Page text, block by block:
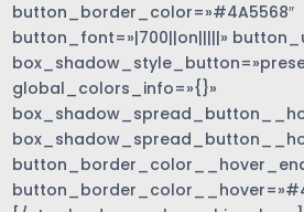
button_border_color=»#4A5568″
button_font=»|700||on|||||»
global_colors_info=»{}»